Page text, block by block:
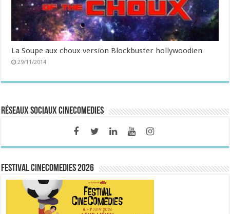
La Soupe aux choux version Blockbuster hollywoodien
29/11/2014
Réseaux sociaux CineComedies
FESTIVAL CINECOMEDIES 2026